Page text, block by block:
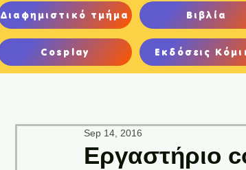
Διαφημιστικό τμήμα Βιβλία
Cosplay Εκδόσεις
Εργαστήριο
Sep 14, 2016